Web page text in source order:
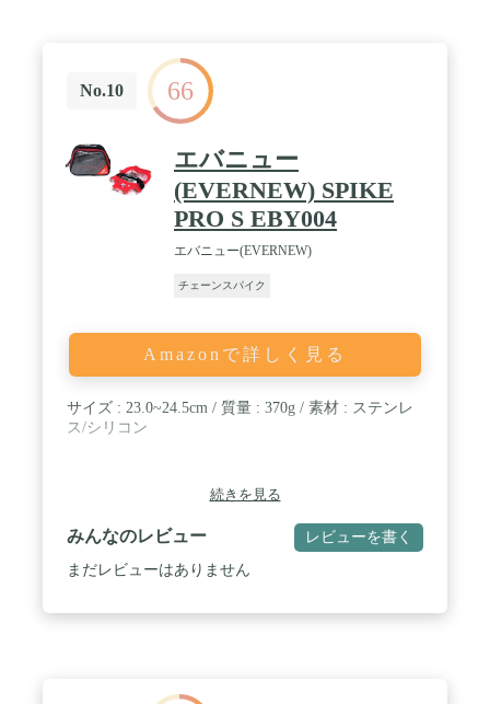
No.10 66
エバニュー
(EVERNEW) SPIKE
PRO S EBY004
エバニュー(EVERNEW)
チェーンスパイク
Amazonで詳しく見る
サイズ : 23.0~24.5cm / 質量 : 370g / 素材 : ステンレ
ス/シリコン
続きを見る
みんなのレビュー レビューを書く
まだレビューはありません